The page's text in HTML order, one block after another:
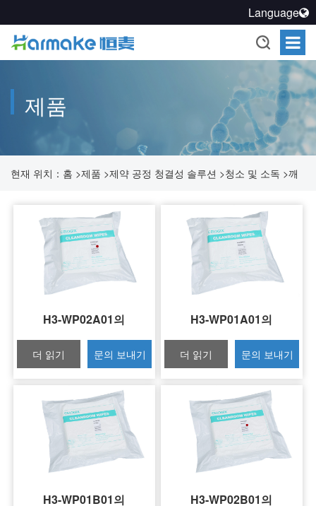
제품
현재 위치： 홈 >제품 >제약 공정 청결성 솔루션 >청소 및 소독 >깨
끗한 와이퍼
H3-WP02A01의
더 읽기 문의 보내기
H3-WP01A01의
더 읽기 문의 보내기
H3-WP01B01의 H3-WP02B01의
Language